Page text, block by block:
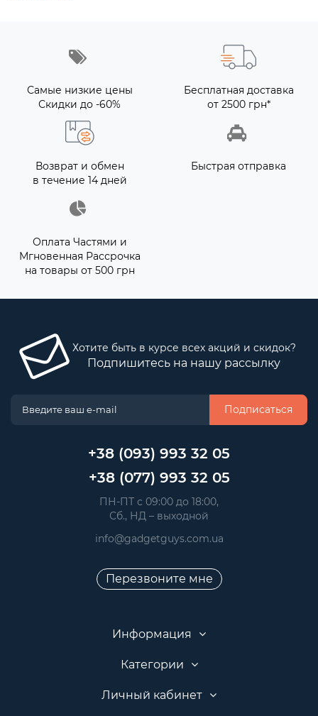
Самые низкие цены
Скидки до -60%
Бесплатная доставка
от 2500 грн*
Возврат и обмен
в течение 14 дней
Быстрая отправка
Оплата Частями и
Мгновенная Рассрочка
на товары от 500 грн
Хотите быть в курсе всех акций и скидок?
Подпишитесь на нашу рассылку
Подписаться
+38 (093) 993 32 05
+38 (077) 993 32 05
ПН-ПТ с 09:00 до 18:00,
Сб., НД – выходной
info@gadgetguys.com.ua
Перезвоните мне
Информация
Категории
Личный кабинет